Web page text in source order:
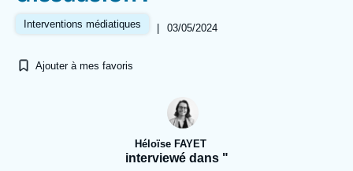
À propos de l'Ifri
Proche-Orient
Interventions médiatiques | 03/05/2024
Ajouter à mes favoris
Héloïse FAYET
interviewé dans "